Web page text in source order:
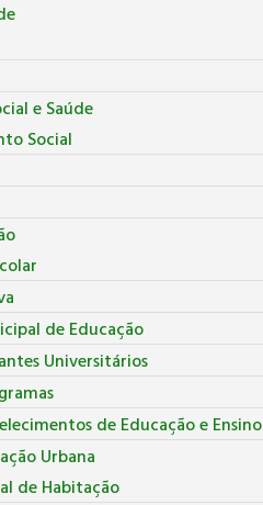
e Saúde
Social
de Educação
Universitários
de Educação e Ensino
Urbana
de Habitação